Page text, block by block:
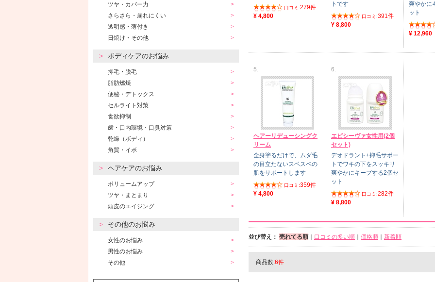
ツヤ・カバー力
さらさら・崩れにくい
透明感・薄付き
日焼け・その他
ボディケアのお悩み
抑毛・脱毛
脂肪燃焼
便秘・デトックス
セルライト対策
食欲抑制
歯・口内環境・口臭対策
乾燥（ボディ）
角質・イボ
ヘアケアのお悩み
ボリュームアップ
ツヤ・まとまり
頭皮のエイジング
その他のお悩み
女性のお悩み
男性のお悩み
その他
口コミ:279件
¥ 4,800
トです
口コミ:391件
¥ 8,800
爽やかに
ット
¥ 12,960
5.
ヘアーリデューシングク
リーム
全身塗るだけで、ムダ毛
の目立たないスベスベの
肌をサポートします
口コミ:359件
¥ 4,800
6.
エピシーヴァ女性用(2個
セット)
デオドラント+抑毛サポー
トでワキの下をスッキリ
爽やかにキープする2個セ
ット
口コミ:282件
¥ 8,800
並び替え： 売れてる順 口コミの多い順 価格順 新着順
商品数:6件